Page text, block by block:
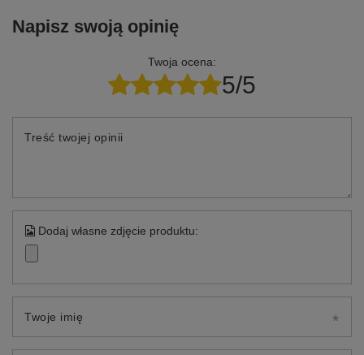
Napisz swoją opinię
Twoja ocena:
5/5
Treść twojej opinii
Dodaj własne zdjęcie produktu:
Twoje imię